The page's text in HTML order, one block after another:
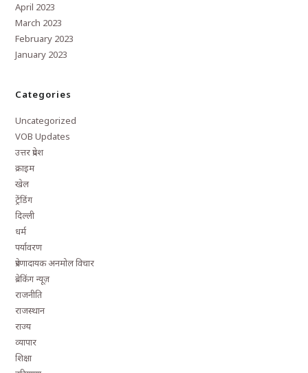
April 2023
March 2023
February 2023
January 2023
Categories
Uncategorized
VOB Updates
उत्तर प्रदेश
क्राइम
खेल
ट्रेंडिंग
दिल्ली
धर्म
पर्यावरण
प्रेरणादायक अनमोल विचार
ब्रेकिंग न्यूज़
राजनीति
राजस्थान
राज्य
व्यापार
शिक्षा